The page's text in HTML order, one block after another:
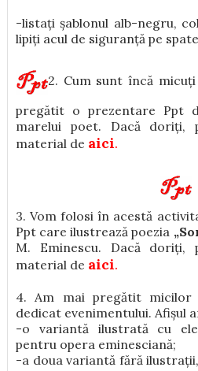
-listați șablonul alb-negru,
lipiți acul de siguranță pe
2. Cum sunt încă
pregătit o prezentare Ppt
marelui poet. Dacă doriți,
material de aici.
3. Vom folosi în acestă
Ppt care ilustrează poezia
M. Eminescu. Dacă doriți,
material de aici.
4. Am mai pregătit micilor
dedicat evenimentului. Afișul
-o variantă ilustrată cu
pentru opera eminesciană;
-a doua variantă fără